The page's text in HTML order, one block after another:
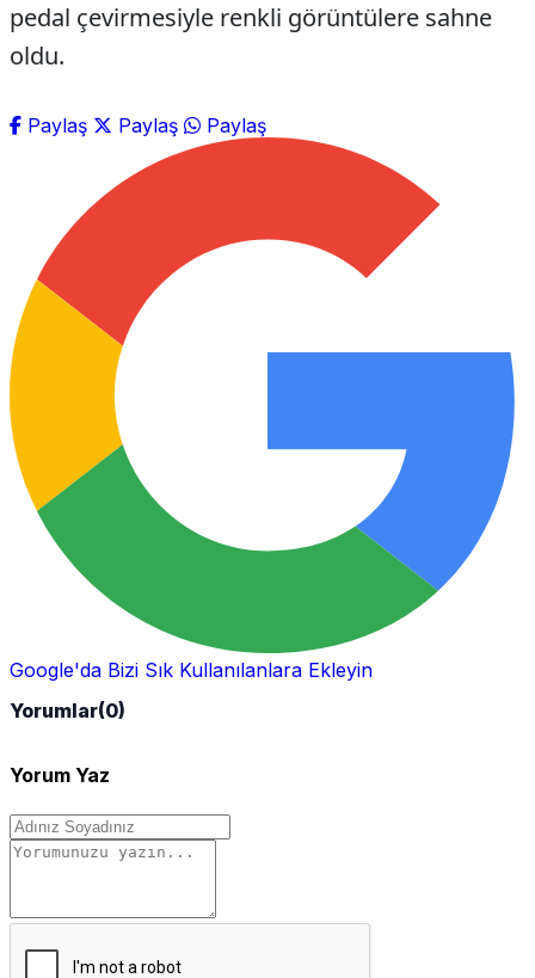
pedal çevirmesiyle renkli görüntülere sahne
oldu.
Paylaş Paylaş Paylaş
Google'da Bizi Sık Kullanılanlara Ekleyin
Yorumlar(0)
Yorum Yaz